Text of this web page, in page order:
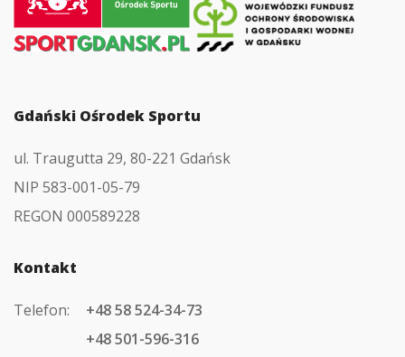
do
strony
głównej
Gdański Ośrodek Sportu
ul. Traugutta 29, 80-221 Gdańsk
NIP 583-001-05-79
REGON 000589228
Kontakt
Telefon:
+48 58 524-34-73
+48 501-596-316